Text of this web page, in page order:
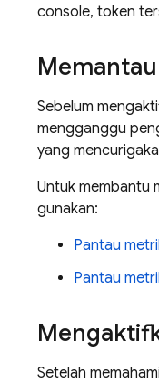
console, token
Sebelum
mengganggu
yang
Untuk membantu
gunakan:
Pantau
Pantau
Setelah